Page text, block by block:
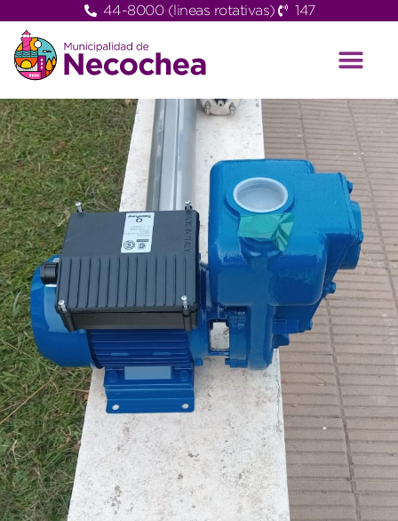
44-8000 (lineas rotativas) 147